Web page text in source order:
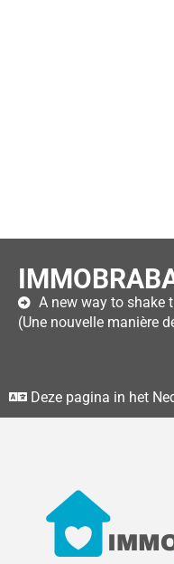
A new way to shake
(Une nouvelle manière
Deze pagina in het